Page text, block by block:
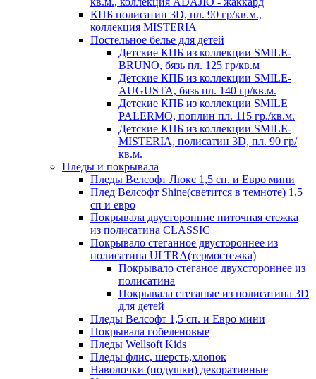
КПБ полисатин 3D, пл. 90 гр/кв.м.,
коллекция MISTERIA
Постельное белье для детей
Детские КПБ из коллекции SMILE-
BRUNO, бязь пл. 125 гр/кв.м
Детские КПБ из коллекции SMILE-
AUGUSTA, бязь пл. 140 гр/кв.м.
Детские КПБ из коллекции SMILE
PALERMO, поплин пл. 115 гр./кв.м.
Детские КПБ из коллекции SMILE-
MISTERIA, полисатин 3D, пл. 90 гр/
кв.м.
Пледы и покрывала
Пледы Велсофт Люкс 1,5 сп. и Евро мини
Плед Велсофт Shine(светится в темноте) 1,5
сп и евро
Покрывала двусторонние ниточная стежка
из полисатина CLASSIC
Покрывало стеганное двустороннее из
полисатина ULTRA(термостежка)
Покрывало стеганое двухстороннее из
полисатина
Покрывала стеганые из полисатина 3D
для детей
Пледы Велсофт 1,5 сп. и Евро мини
Покрывала гобеленовые
Пледы Wellsoft Kids
Пледы флис, шерсть,хлопок
Наволочки (подушки) декоративные